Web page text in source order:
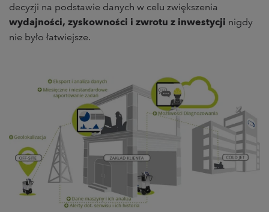
decyzji na podstawie danych w celu zwiększenia
wydajności, zyskowności i zwrotu z inwestycji nigdy
nie było łatwiejsze.